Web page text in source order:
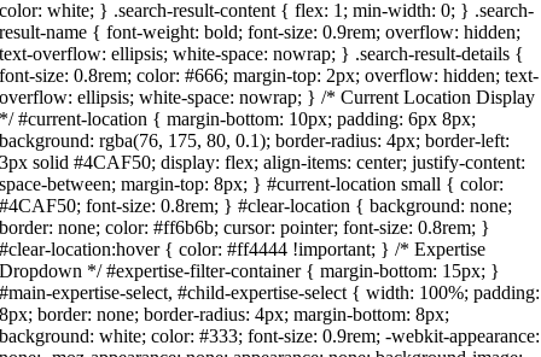
color: white; } .search-result-content { flex: 1; min-width: 0; } .search-
result-name { font-weight: bold; font-size: 0.9rem; overflow: hidden;
text-overflow: ellipsis; white-space: nowrap; } .search-result-details {
font-size: 0.8rem; color: #666; margin-top: 2px; overflow: hidden; text-
overflow: ellipsis; white-space: nowrap; } /* Current Location Display
*/ #current-location { margin-bottom: 10px; padding: 6px 8px;
background: rgba(76, 175, 80, 0.1); border-radius: 4px; border-left:
3px solid #4CAF50; display: flex; align-items: center; justify-content:
space-between; margin-top: 8px; } #current-location small { color:
#4CAF50; font-size: 0.8rem; } #clear-location { background: none;
border: none; color: #ff6b6b; cursor: pointer; font-size: 0.8rem; }
#clear-location:hover { color: #ff4444 !important; } /* Expertise
Dropdown */ #expertise-filter-container { margin-bottom: 15px; }
#main-expertise-select, #child-expertise-select { width: 100%; padding:
8px; border: none; border-radius: 4px; margin-bottom: 8px;
background: white; color: #333; font-size: 0.9rem; -webkit-appearance: